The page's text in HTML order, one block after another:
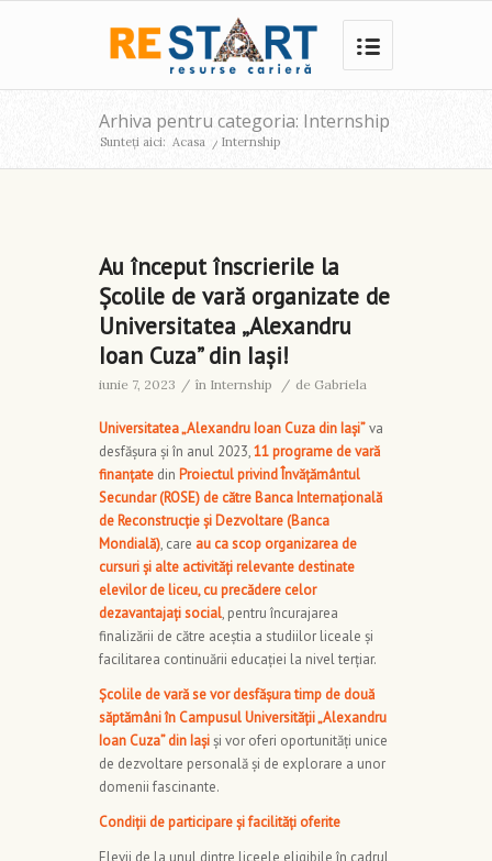
Arhiva pentru categoria: Internship
Sunteți aici: Acasa / Internship
Au început înscrierile la
Școlile de vară organizate de
Universitatea „Alexandru
Ioan Cuza” din Iași!
iunie 7, 2023 / în Internship / de Gabriela
Universitatea „Alexandru Ioan Cuza din Iași”va
desfășura și în anul 2023,11 programe de vară
finanțate din Proiectul privind Învățământul
Secundar (ROSE) de către Banca Internațională
de Reconstrucție și Dezvoltare (Banca
Mondială), care au ca scop organizarea de
cursuri și alte activități relevante destinate
elevilor de liceu, cu precădere celor
dezavantajați social, pentru încurajarea
finalizării de către aceștia a studiilor liceale și
facilitarea continuării educației la nivel terțiar.
Școlile de vară se vor desfășura timp de două
săptămâni în Campusul Universității „Alexandru
Ioan Cuza” din Iaşiși vor oferi oportunități unice
de dezvoltare personală și de explorare a unor
domenii fascinante.
Condiții de participare și facilități oferite